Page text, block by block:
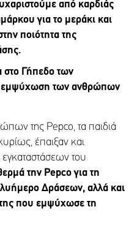
από καρδιάς
για το μεράκι και
ποιότητα της
στο Γήπεδο των
εμψύχωση των ανθρώπων
της Pepco, τα παιδιά
έπαιξαν και
του
την Pepcoγια τη
Δράσεων, αλλά και
της που εμψύχωσε τη